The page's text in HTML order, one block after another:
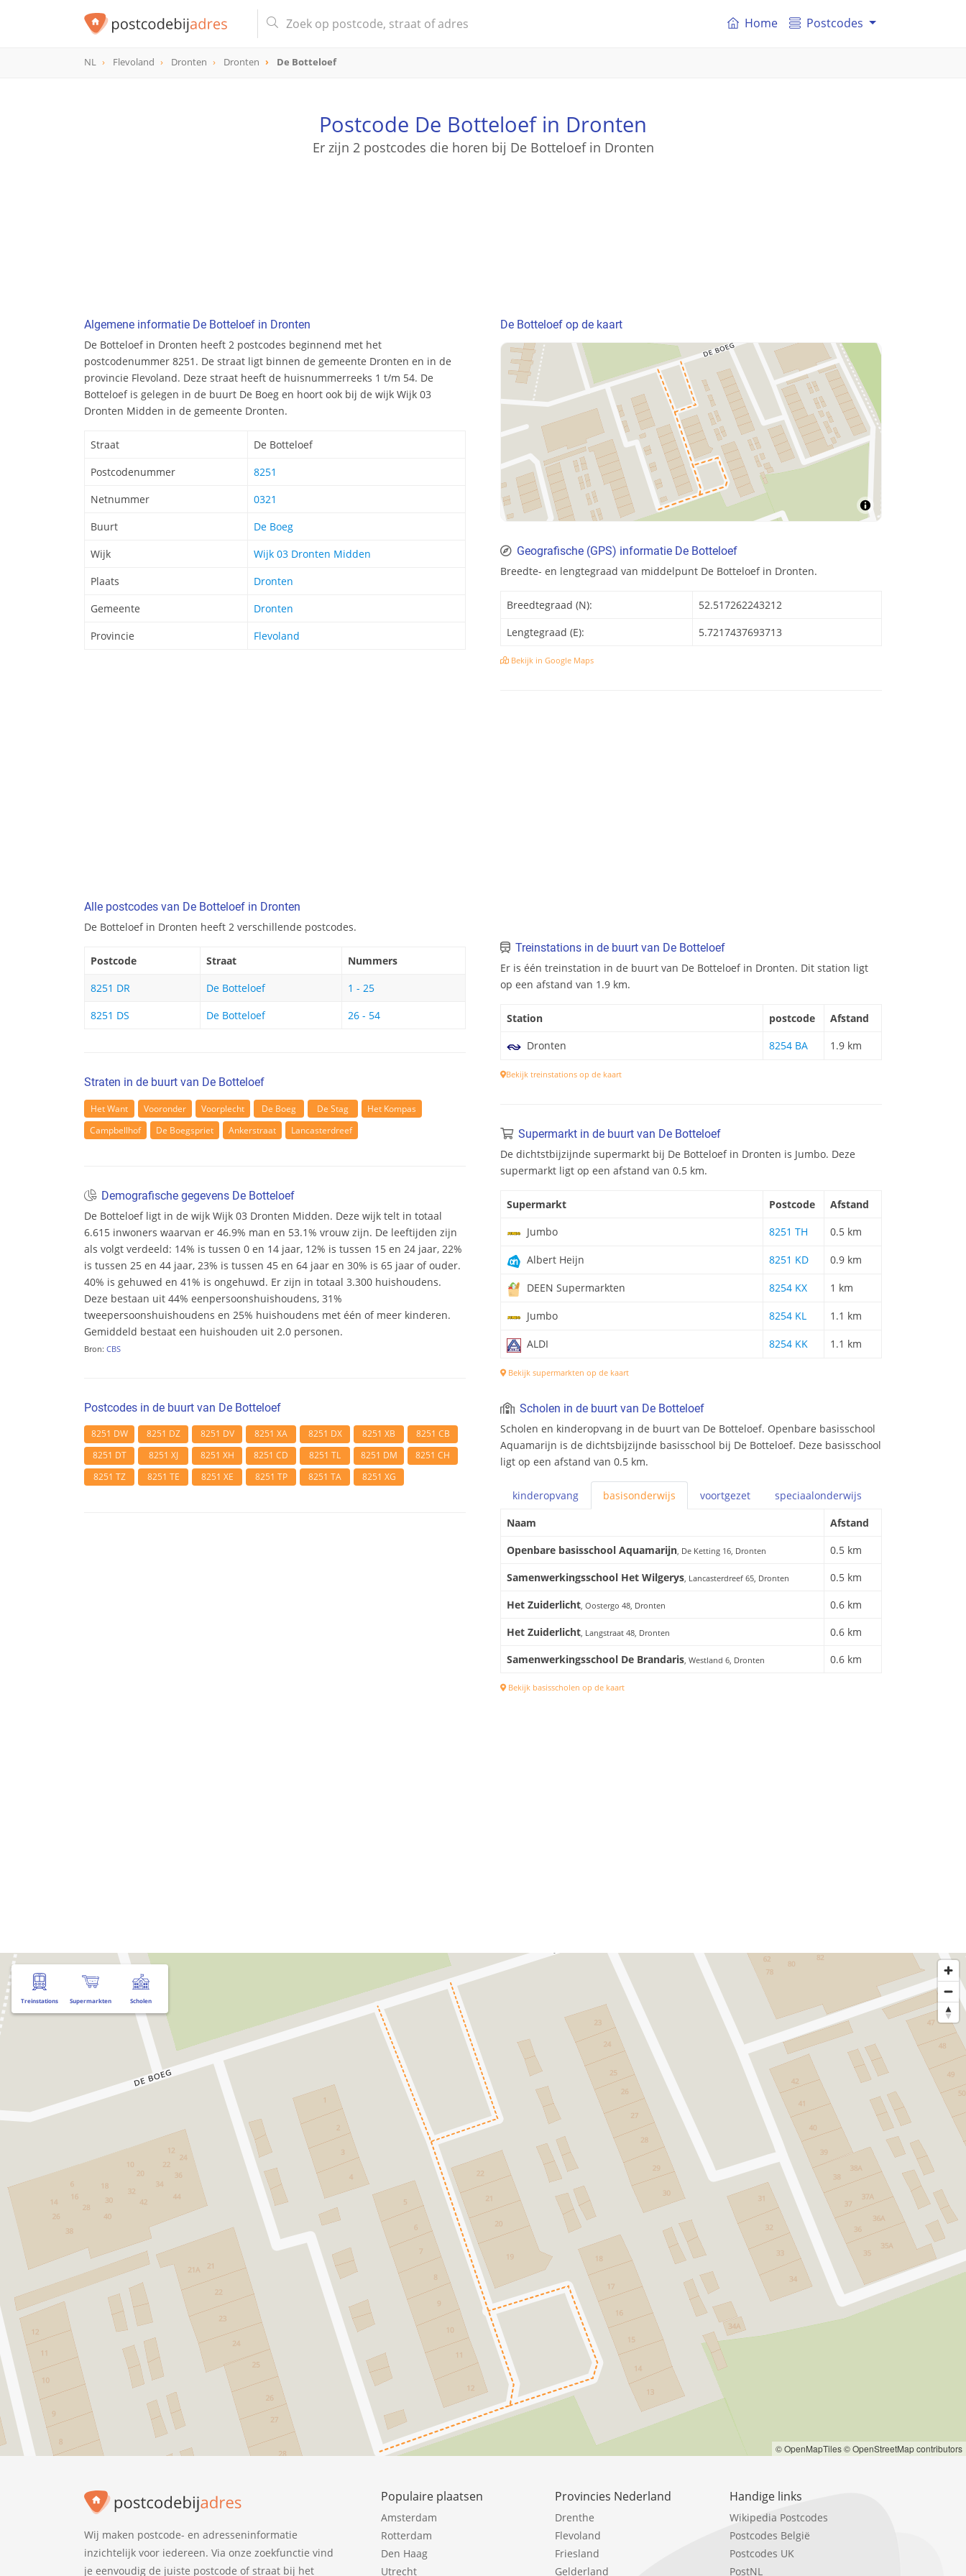
Home Postcodes
NL Flevoland Dronten Dronten De Botteloef
Postcode De Botteloef in Dronten
Er zijn 2 postcodes die horen bij De Botteloef in Dronten
Algemene informatie De Botteloef in Dronten
De Botteloef in Dronten heeft 2 postcodes beginnend met het
postcodenummer 8251. De straat ligt binnen de gemeente Dronten en in de
provincie Flevoland. Deze straat heeft de huisnummerreeks 1 t/m 54. De
Botteloef is gelegen in de buurt De Boeg en hoort ook bij de wijk Wijk 03
Dronten Midden in de gemeente Dronten.
Straat
De Botteloef
Postcodenummer
8251
Netnummer
0321
Buurt
De Boeg
Wijk
Wijk 03 Dronten Midden
Plaats
Dronten
Gemeente
Dronten
Provincie
Flevoland
Alle postcodes van De Botteloef in Dronten
De Botteloef in Dronten heeft 2 verschillende postcodes.
Postcode Straat
Nummers
8251 DR
De Botteloef
1 - 25
8251 DS
De Botteloef 26 - 54
Straten in de buurt van De Botteloef
Het Want Vooronder Voorplecht De Boeg De Stag
Het Kompas
Campbellhof
De Boegspriet Ankerstraat Lancasterdreef
Demografische gegevens De Botteloef
De Botteloef ligt in de wijk Wijk 03 Dronten Midden. Deze wijk telt in totaal
6.615 inwoners waarvan er 46.9% man en 53.1% vrouw zijn. De leeftijden zijn
als volgt verdeeld: 14% is tussen 0 en 14 jaar, 12% is tussen 15 en 24 jaar, 22%
is tussen 25 en 44 jaar, 23% is tussen 45 en 64 jaar en 30% is 65 jaar of ouder.
40% is gehuwed en 41% is ongehuwd. Er zijn in totaal 3.300 huishoudens.
Deze bestaan uit 44% eenpersoonshuishoudens, 31%
tweepersoonshuishoudens en 25% huishoudens met één of meer kinderen.
Gemiddeld bestaat een huishouden uit 2.0 personen.
Bron: CBS
Postcodes in de buurt van De Botteloef
8251 DW 8251 DZ 8251 DV 8251 XA 8251 DX 8251 XB
8251 CB
8251 DT
8251 XJ 8251 XH 8251 CD 8251 TL 8251 DM
8251 CH
8251 TZ
8251 TE 8251 XE 8251 TP 8251 TA 8251 XG
De Botteloef op de kaart
Geografische (GPS) informatie De Botteloef
Breedte- en lengtegraad van middelpunt De Botteloef in Dronten.
Breedtegraad (N):
52.517262243212
Lengtegraad (E):
5.7217437693713
Bekijk in Google Maps
Treinstations in de buurt van De Botteloef
Er is één treinstation in de buurt van De Botteloef in Dronten. Dit station ligt
op een afstand van 1.9 km.
Station postcode
Afstand
Dronten
8254 BA 1.9 km
Bekijk treinstations op de kaart
Supermarkt in de buurt van De Botteloef
De dichtstbijzijnde supermarkt bij De Botteloef in Dronten is Jumbo. Deze
supermarkt ligt op een afstand van 0.5 km.
Supermarkt Postcode
Afstand
Jumbo
8251 TH 0.5 km
Albert Heijn 8251 KD 0.9 km
DEEN Supermarkten 8254 KX 1 km
Jumbo 8254 KL 1.1 km
ALDI 8254 KK 1.1 km
Bekijk supermarkten op de kaart
Scholen in de buurt van De Botteloef
Scholen en kinderopvang in de buurt van De Botteloef. Openbare basisschool
Aquamarijn is de dichtsbijzijnde basisschool bij De Botteloef. Deze basisschool
ligt op een afstand van 0.5 km.
kinderopvang basisonderwijs voortgezet speciaalonderwijs
Naam
Afstand
Openbare basisschool Aquamarijn, De Ketting 16, Dronten
0.5 km
Samenwerkingsschool Het Wilgerys, Lancasterdreef 65, Dronten
0.5 km
Het Zuiderlicht, Oostergo 48, Dronten
0.6 km
Het Zuiderlicht, Langstraat 48, Dronten
0.6 km
Samenwerkingsschool De Brandaris, Westland 6, Dronten 0.6 km
Bekijk basisscholen op de kaart
Treinstations Supermarkten Scholen
© OpenMapTiles© OpenStreetMap contributors
Wij maken postcode- en adresseninformatie
inzichtelijk voor iedereen. Via onze zoekfunctie vind
je eenvoudig de juiste postcode of straat bij het
Populaire plaatsen
Amsterdam
Rotterdam
Den Haag
Utrecht
Provincies Nederland
Drenthe
Flevoland
Friesland
Gelderland
Handige links
Wikipedia Postcodes
Postcodes België
Postcodes UK
PostNL